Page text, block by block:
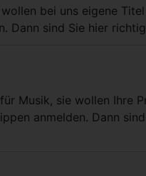
bei uns eigene
Dann sind Sie hier
Musik, sie wollen Ihre
anmelden. Dann